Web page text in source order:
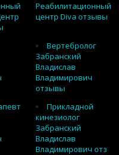
Реабилитационный
центр Diva отзывы
Вертебролог
Забранский
Владислав
Владимирович
отзывы
Прикладной
кинезиолог
Забранский
Владислав
Владимирович отз